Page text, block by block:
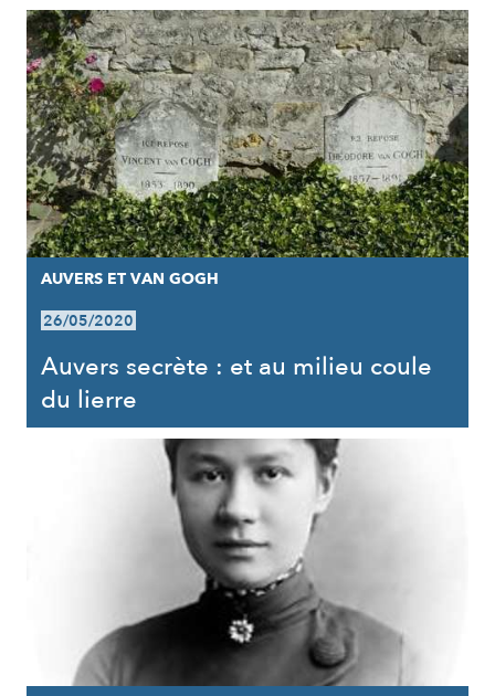
RÉSULTATS
AUVERS ET VAN GOGH
26/05/2020
Auvers secrète : et au milieu coule
du lierre